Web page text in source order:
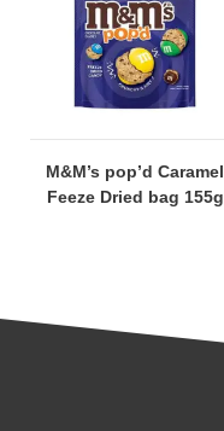
M&M’s pop’d Caramel
Feeze Dried bag 155g